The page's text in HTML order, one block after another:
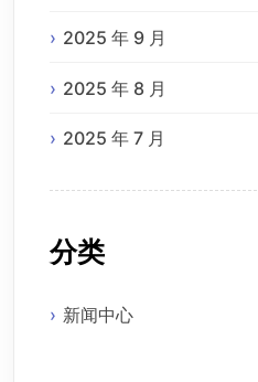
2025 年 9 月
2025 年 8 月
2025 年 7 月
分类
新闻中心